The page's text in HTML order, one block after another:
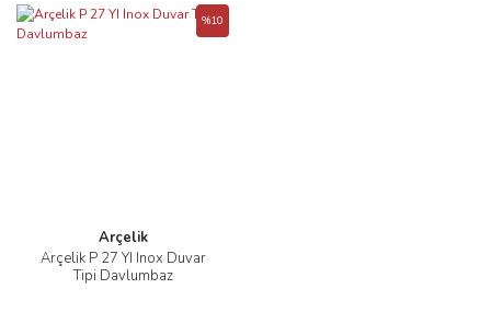
Arçelik
Arçelik P 27 YI Inox Duvar
Tipi Davlumbaz
%10